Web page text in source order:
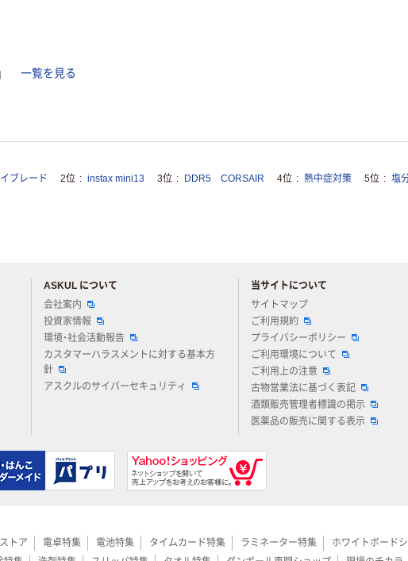
一覧を見る
ブレード 2位 instax mini13 3位 DDR5 CORSAIR 4位 熱中症対策 5位 塩
ASKUL について
会社案内
投資家情報
環境・社会活動報告
カスタマーハラスメントに対する基本方
針
アスクルのサイバーセキュリティ
当サイトについて
サイトマップ
ご利用規約
プライバシーポリシー
ご利用環境について
ご利用上の注意
古物営業法に基づく表記
酒類販売管理者標識の掲示
医薬品の販売に関する表示
トア 電卓特集 電池特集 タイムカード特集 ラミネーター特集 ホワイトボード